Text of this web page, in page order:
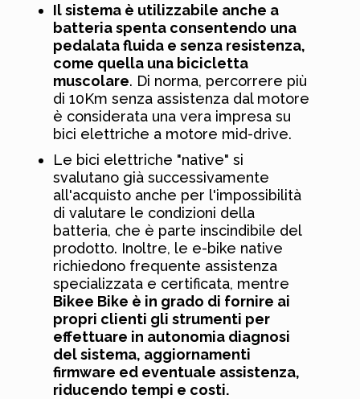
Il sistema è utilizzabile anche a
batteria spenta consentendo una
pedalata fluida e senza resistenza,
come quella una bicicletta
muscolare. Di norma, percorrere più
di 10Km senza assistenza dal motore
è considerata una vera impresa su
bici elettriche a motore mid-drive.
Le bici elettriche "native" si
svalutano già successivamente
all'acquisto anche per l'impossibilità
di valutare le condizioni della
batteria, che è parte inscindibile del
prodotto. Inoltre, le e-bike native
richiedono frequente assistenza
specializzata e certificata, mentre
Bikee Bike è in grado di fornire ai
propri clienti gli strumenti per
effettuare in autonomia diagnosi
del sistema, aggiornamenti
firmware ed eventuale assistenza,
riducendo tempi e costi.